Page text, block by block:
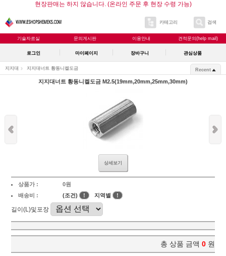
현장판매는 하지 않습니다. (온라인 주문 후 현장 수령 가능)
카테고리 검색
기술자료실 문의게시판 이용안내 견적문의(help mail)
로그인 마이페이지 장바구니 관심상품
지지대 지지대너트 황동니켈도금 Recent
지지대너트 황동니켈도금 M2.5(19mm,20mm,25mm,30mm)
상세보기
상품가 :
0원
배송비 :
(조건) ! 지역별 !
길이(L)및포장
총 상품 금액 0 원